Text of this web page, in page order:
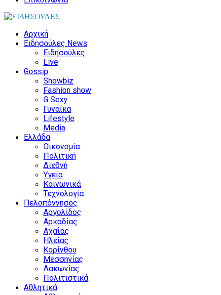
Αρχική
Ειδησούλες News
Ειδησούλες
Live
Gossip
Showbiz
Fashion show
G Sexy
Γυναίκα
Lifestyle
Media
Ελλάδα
Οικονομία
Πολιτική
Διεθνή
Υγεία
Κοινωνικά
Τεχνολογία
Πελοπόννησος
Αργολίδος
Αρκαδίας
Αχαΐας
Ηλείας
Κορίνθου
Μεσσηνίας
Λακωνίας
Πολιτιστικά
Αθλητικά